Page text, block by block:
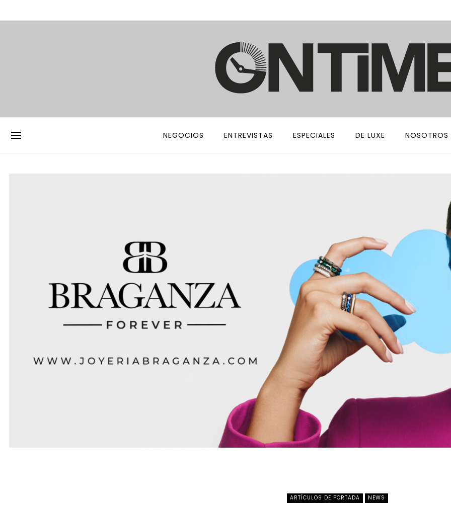
NEGOCIOS ENTREVISTAS ESPECIALES DE LUXE NOSOTROS
ARTÍCULOS DE PORTADA NEWS